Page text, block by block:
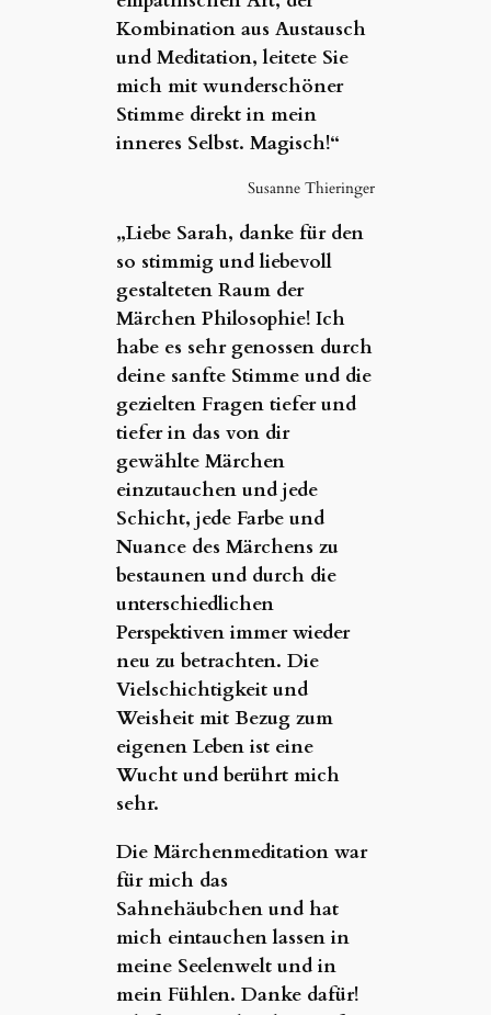
Kombination aus Austausch
und Meditation, leitete Sie
mich mit wunderschöner
Stimme direkt in mein
inneres Selbst. Magisch!“
Susanne Thieringer
„Liebe Sarah, danke für den
so stimmig und liebevoll
gestalteten Raum der
Märchen Philosophie! Ich
habe es sehr genossen durch
deine sanfte Stimme und die
gezielten Fragen tiefer und
tiefer in das von dir
gewählte Märchen
einzutauchen und jede
Schicht, jede Farbe und
Nuance des Märchens zu
bestaunen und durch die
unterschiedlichen
Perspektiven immer wieder
neu zu betrachten. Die
Vielschichtigkeit und
Weisheit mit Bezug zum
eigenen Leben ist eine
Wucht und berührt mich
sehr.
Die Märchenmeditation war
für mich das
Sahnehäubchen und hat
mich eintauchen lassen in
meine Seelenwelt und in
mein Fühlen. Danke dafür!